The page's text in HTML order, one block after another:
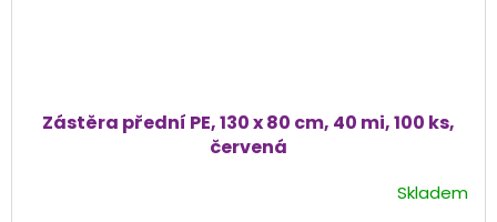
Zástěra přední PE, 130 x 80 cm, 40 mi, 100 ks,
červená
Skladem